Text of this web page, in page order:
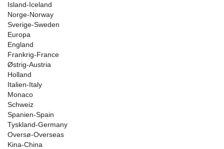
Island-Iceland
Norge-Norway
Sverige-Sweden
Europa
England
Frankrig-France
Østrig-Austria
Holland
Italien-Italy
Monaco
Schweiz
Spanien-Spain
Tyskland-Germany
Oversø-Overseas
Kina-China